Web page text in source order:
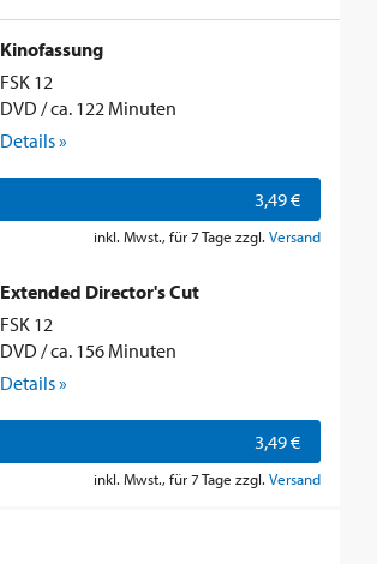
Kinofassung
FSK 12
DVD / ca. 122 Minuten
Details »
3,49 €
inkl. Mwst., für 7 Tage zzgl. Versand
Extended Director's Cut
FSK 12
DVD / ca. 156 Minuten
Details »
3,49 €
inkl. Mwst., für 7 Tage zzgl. Versand